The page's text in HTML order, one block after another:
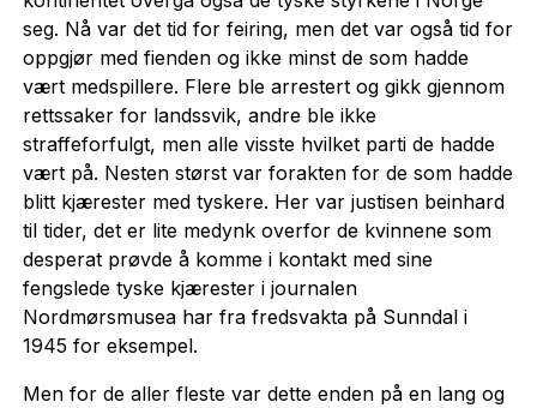
seg. Nå var det tid for feiring, men det var også tid for
oppgjør med fienden og ikke minst de som hadde
vært medspillere. Flere ble arrestert og gikk gjennom
rettssaker for landssvik, andre ble ikke
straffeforfulgt, men alle visste hvilket parti de hadde
vært på. Nesten størst var forakten for de som hadde
blitt kjærester med tyskere. Her var justisen beinhard
til tider, det er lite medynk overfor de kvinnene som
desperat prøvde å komme i kontakt med sine
fengslede tyske kjærester i journalen
Nordmørsmusea har fra fredsvakta på Sunndal i
1945 for eksempel.
Men for de aller fleste var dette enden på en lang og